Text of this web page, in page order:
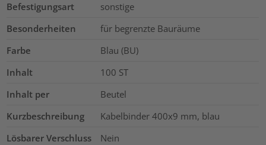
Befestigungsart
sonstige
Besonderheiten
für begrenzte Bauräume
Farbe
Blau (BU)
Inhalt
100 ST
Inhalt per
Beutel
Kurzbeschreibung
Kabelbinder 400x9 mm, blau
Lösbarer Verschluss
Nein